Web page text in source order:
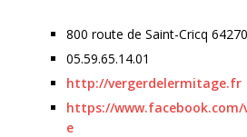
800 route de Saint-Cricq
05.59.65.14.01
http://vergerdelermitage.fr
https://
e